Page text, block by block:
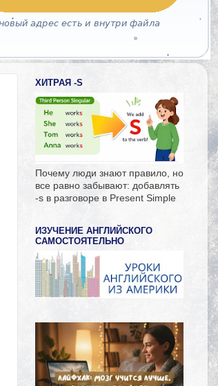
ХИТРАЯ -S
Почему люди знают правило, но
все равно забывают: добавлять
-s в разговоре в Present Simple
ИЗУЧЕНИЕ АНГЛИЙСКОГО
САМОСТОЯТЕЛЬНО